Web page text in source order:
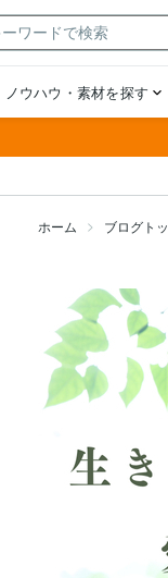
ホーム ブログト